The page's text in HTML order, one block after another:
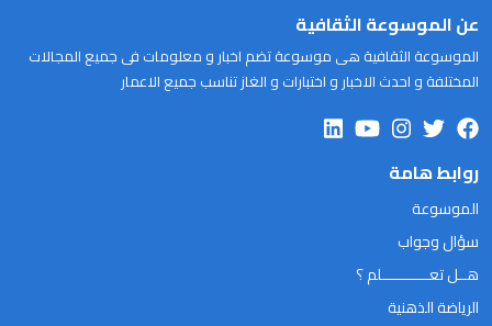
عن الموسوعة الثقافية
الموسوعة الثقافية هى موسوعة تضم اخبار و معلومات فى جميع المجالات
المختلفة و احدث الاخبار و اختبارات و الغاز تناسب جميع الاعمار
روابط هامة
الموسوعة
سؤال وجواب
هــل تعـــــــــــلم ؟
الرياضة الذهنية